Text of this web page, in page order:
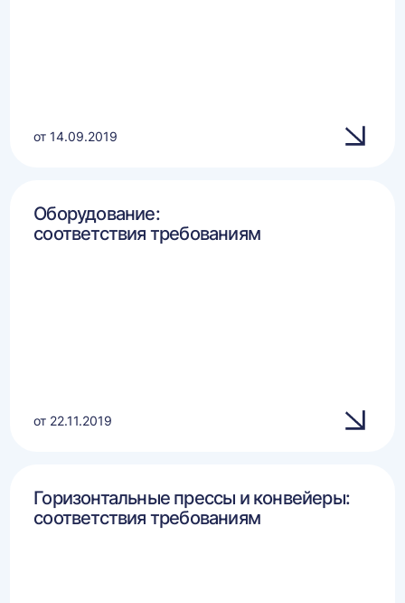
от 14.09.2019
Оборудование:
соответствия требованиям
от 22.11.2019
Горизонтальные прессы и конвейеры:
соответствия требованиям